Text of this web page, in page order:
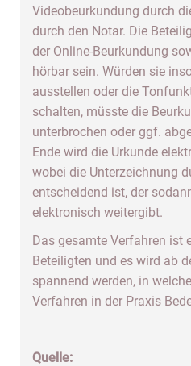
Videobeurkundung durch
durch den Notar. Die
der Online-Beurkundung
hörbar sein. Würden sie
ausstellen oder die
schalten, müsste die
unterbrochen oder ggf.
Ende wird die Urkunde
wobei die Unterzeichnung
entscheidend ist, der
elektronisch weitergibt.
Das gesamte Verfahren ist
Beteiligten und es wird ab
spannend werden, in
Verfahren in der Praxis
Quelle: